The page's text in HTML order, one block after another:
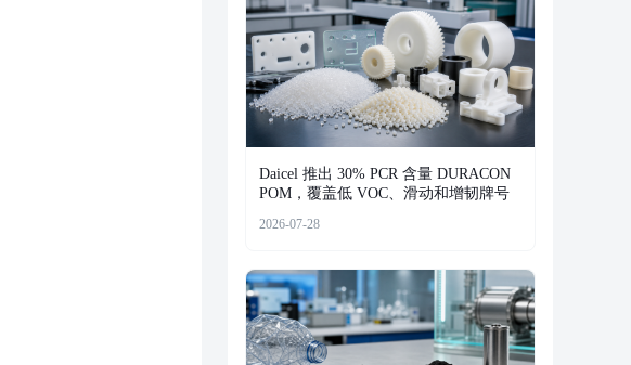
Daicel 推出 30% PCR 含量 DURACON
POM，覆盖低 VOC、滑动和增韧牌号
2026-07-28